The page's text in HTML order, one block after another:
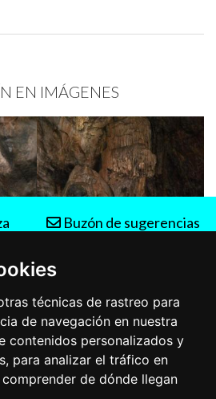
técnicas de rastreo para
de navegación en nuestra
contenidos personalizados y
para analizar el tráfico en
de dónde llegan
EN IMÁGENES
Buzón de sugerencias